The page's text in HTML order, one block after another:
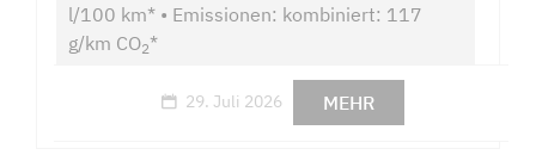
l/100 km* • Emissionen: kombiniert: 117
g/km CO2*
29. Juli 2026 MEHR